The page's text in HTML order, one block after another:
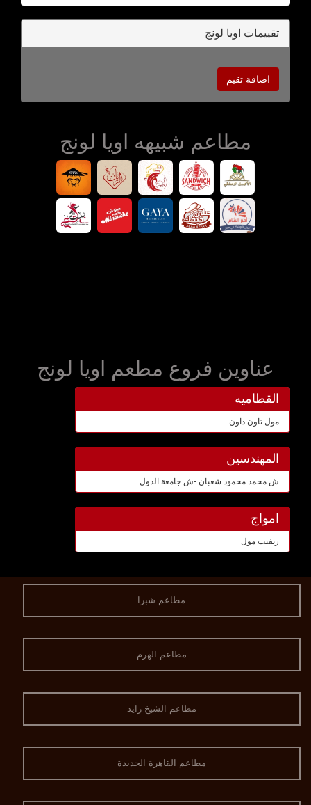
تقييمات اويا لونج
اضافة تقيم
مطاعم شبيهه اويا لونج
عناوين فروع مطعم اويا لونج
القطاميه
مول تاون داون
المهندسين
ش محمد محمود شعبان -ش جامعة الدول
امواج
ريفيت مول
مطاعم شبرا
مطاعم الهرم
مطاعم الشيخ زايد
مطاعم القاهرة الجديدة